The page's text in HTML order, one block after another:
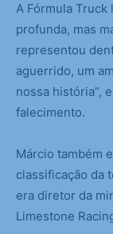
A Fórmula Truck
profunda, mas
representou
aguerrido, um
nossa história”,
falecimento.
Márcio também
classificação da
era diretor da
Limestone